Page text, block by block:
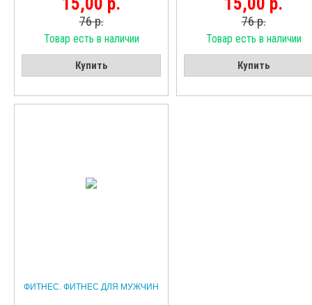
76 р.
Товар есть в наличии
Купить
76 р.
Товар есть в наличии
Купить
ФИТНЕС. ФИТНЕС ДЛЯ МУЖЧИН